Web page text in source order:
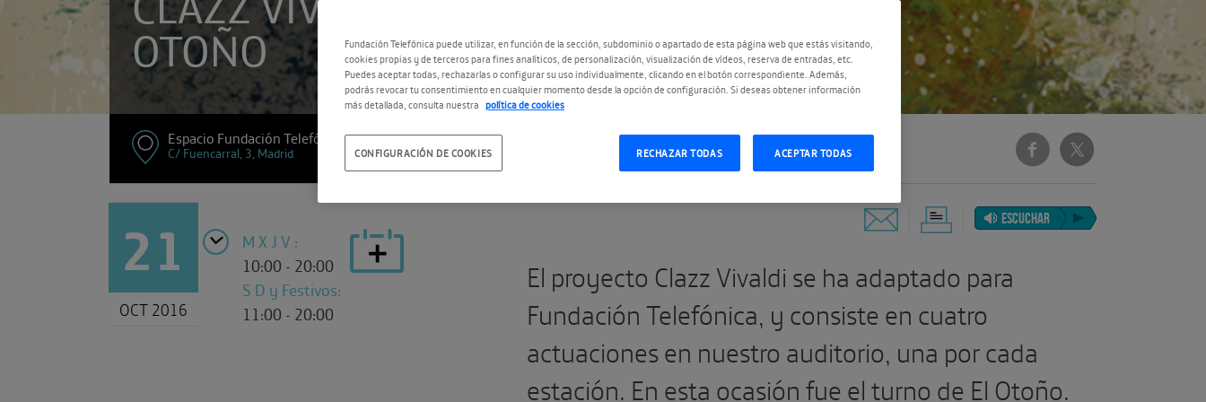
OTOÑO
Espacio Fundación Telefónica
C/ Fuencarral, 3, Madrid
21
OCT 2016
M X J V :
10:00 - 20:00
S D y Festivos:
11:00 - 20:00
ESCUCHAR
El proyecto Clazz Vivaldi se ha adaptado para
Fundación Telefónica, y consiste en cuatro
actuaciones en nuestro auditorio, una por cada
estación. En esta ocasión fue el turno de El Otoño.
Fundación Telefónica puede utilizar, en función de la sección, subdominio o apartado de esta página web que estás visitando,
cookies propias y de terceros para fines analíticos, de personalización, visualización de vídeos, reserva de entradas, etc.
Puedes aceptar todas, rechazarlas o configurar su uso individualmente, clicando en el botón correspondiente. Además,
podrás revocar tu consentimiento en cualquier momento desde la opción de configuración. Si deseas obtener información
más detallada, consulta nuestra política de cookies
RECHAZAR TODAS ACEPTAR TODAS
CONFIGURACIÓN DE COOKIES